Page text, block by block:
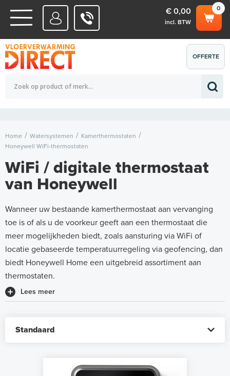
WATERSYSTEMEN
ELEKTRISCHE SYSTEMEN
0
€ 0,00
incl. BTW
Totaalbedrag (incl. BTW) € 0,00
OFFERTE
AANVRAGEN
Home Watersystemen
Kamerthermostaten
Honeywell WiFi-thermostaten
WiFi / digitale thermostaat
van Honeywell
Wanneer uw bestaande kamerthermostaat aan vervanging
toe is of als u de voorkeur geeft aan een thermostaat die
meer mogelijkheden biedt, zoals aansturing via WiFi of
locatie gebaseerde temperatuurregeling via geofencing, dan
biedt Honeywell Home een uitgebreid assortiment aan
thermostaten.
Lees meer